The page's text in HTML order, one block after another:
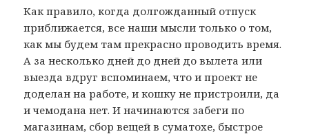
Как правило, когда долгожданный отпуск
приближается, все наши мысли только о том,
как мы будем там прекрасно проводить время.
А за несколько дней до дней до вылета или
выезда вдруг вспоминаем, что и проект не
доделан на работе, и кошку не пристроили, да
и чемодана нет. И начинаются забеги по
магазинам, сбор вещей в суматохе, быстрое